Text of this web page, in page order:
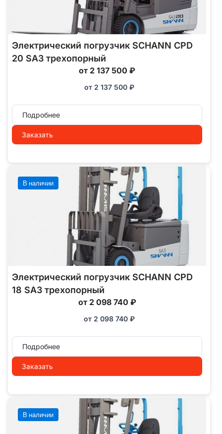
Электрический погрузчик SCHANN CPD
20 SA3 трехопорный
от 2 137 500 ₽
от 2 137 500 ₽
Подробнее
Заказать
В наличии
Электрический погрузчик SCHANN CPD
18 SA3 трехопорный
от 2 098 740 ₽
от 2 098 740 ₽
Подробнее
Заказать
В наличии